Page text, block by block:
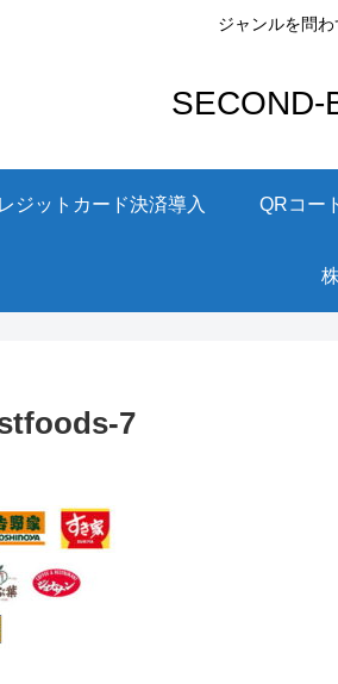
ジャンルを問
SECOND-
ジットカード決済導入 QRコー
7